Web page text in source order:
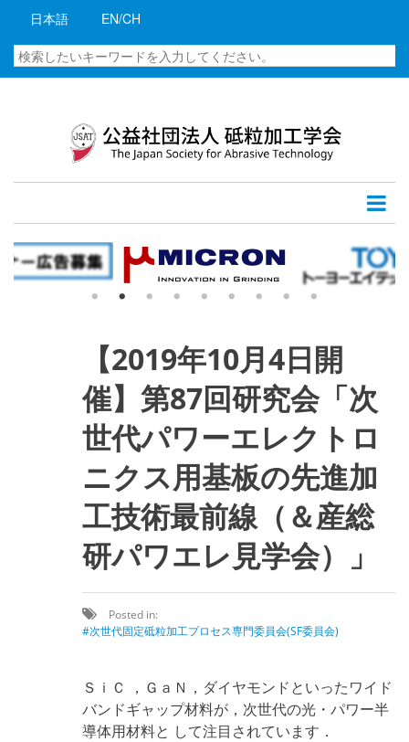
コ
に
動
日本語 EN/CH
検
索
【2019年10月4日開
催】第87回研究会「次
世代パワーエレクトロ
ニクス用基板の先進加
工技術最前線（＆産総
研パワエレ見学会）」
Posted in:
次世代固定砥粒加工プロセス専門委員会(SF委員会)
ＳｉＣ ，ＧａＮ，ダイヤモンドといったワイド
バンドギャップ材料が，次世代の光・パワー半
導体用材料と して注目されています．